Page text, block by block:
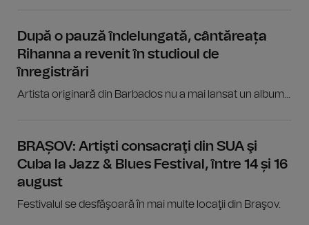
După o pauză îndelungată, cântăreața
Rihanna a revenit în studioul de
înregistrări
Artista originară din Barbados nu a mai lansat un album...
BRAȘOV: Artişti consacraţi din SUA şi
Cuba la Jazz & Blues Festival, între 14 și 16
august
Festivalul se desfăşoară în mai multe locaţii din Braşov.